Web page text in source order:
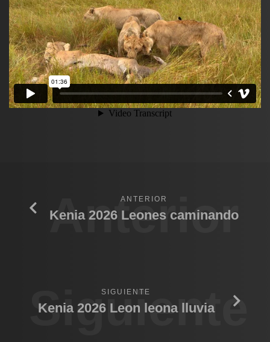
Anterior
ANTERIOR
Kenia 2026 Leones caminando
Siguiente
SIGUIENTE
Kenia 2026 Leon leona lluvia